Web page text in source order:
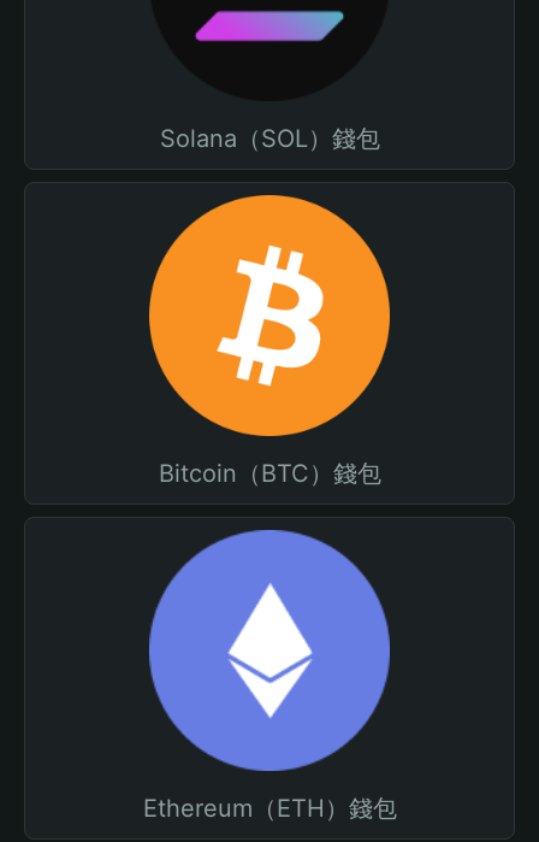
Solana（SOL）錢包
Bitcoin（BTC）錢包
Ethereum（ETH）錢包